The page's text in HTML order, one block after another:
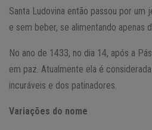
Santa Ludovina então passou por um
e sem beber, se alimentando apenas
No ano de 1433, no dia 14, após a
em paz. Atualmente ela é
incuráveis e dos patinadores.
Variações do nome